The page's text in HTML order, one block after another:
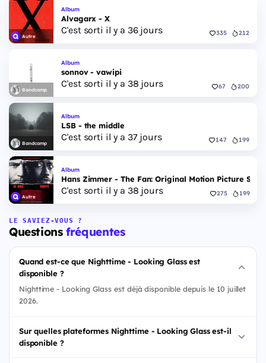
Autre
Album
Alvagarx - X
C'est sorti il y a 36 jours 335 212
Bandcamp
Album
sonnov - vawipi
C'est sorti il y a 38 jours 67 200
Bandcamp
Album
LSB - the middle
C'est sorti il y a 37 jours 147 199
Autre
Album
Hans Zimmer - The Fan: Original Motion Picture
C'est sorti il y a 38 jours 275 199
LE SAVIEZ-VOUS ?
Questionsfréquentes
Quand est-ce que Nighttime - Looking Glass est
disponible ?
Nighttime - Looking Glass est déjà disponible depuis le 10 juillet
2026.
Sur quelles plateformes Nighttime - Looking Glass est-il
disponible ?